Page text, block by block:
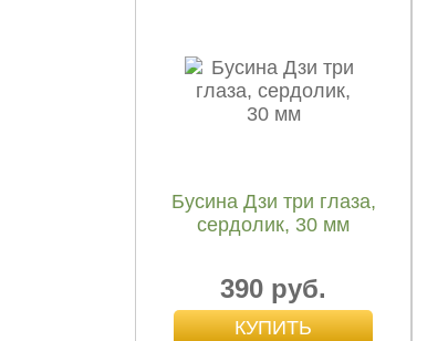
Бусина Дзи бриллиант
и четыре глаза, агат,
30 мм
Бусина Дзи три глаза,
сердолик, 30 мм
390 руб.